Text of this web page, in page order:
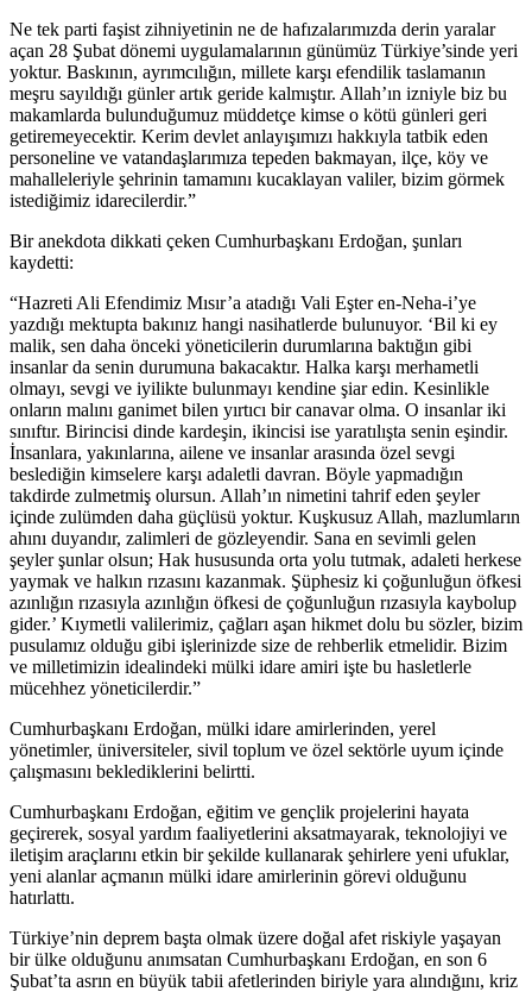
Ne tek parti faşist zihniyetinin ne de hafızalarımızda derin yaralar
açan 28 Şubat dönemi uygulamalarının günümüz Türkiye’sinde yeri
yoktur. Baskının, ayrımcılığın, millete karşı efendilik taslamanın
meşru sayıldığı günler artık geride kalmıştır. Allah’ın izniyle biz bu
makamlarda bulunduğumuz müddetçe kimse o kötü günleri geri
getiremeyecektir. Kerim devlet anlayışımızı hakkıyla tatbik eden
personeline ve vatandaşlarımıza tepeden bakmayan, ilçe, köy ve
mahalleleriyle şehrinin tamamını kucaklayan valiler, bizim görmek
istediğimiz idarecilerdir.”
Bir anekdota dikkati çeken Cumhurbaşkanı Erdoğan, şunları
kaydetti:
“Hazreti Ali Efendimiz Mısır’a atadığı Vali Eşter en-Neha-i’ye
yazdığı mektupta bakınız hangi nasihatlerde bulunuyor. ‘Bil ki ey
malik, sen daha önceki yöneticilerin durumlarına baktığın gibi
insanlar da senin durumuna bakacaktır. Halka karşı merhametli
olmayı, sevgi ve iyilikte bulunmayı kendine şiar edin. Kesinlikle
onların malını ganimet bilen yırtıcı bir canavar olma. O insanlar iki
sınıftır. Birincisi dinde kardeşin, ikincisi ise yaratılışta senin eşindir.
İnsanlara, yakınlarına, ailene ve insanlar arasında özel sevgi
beslediğin kimselere karşı adaletli davran. Böyle yapmadığın
takdirde zulmetmiş olursun. Allah’ın nimetini tahrif eden şeyler
içinde zulümden daha güçlüsü yoktur. Kuşkusuz Allah, mazlumların
ahını duyandır, zalimleri de gözleyendir. Sana en sevimli gelen
şeyler şunlar olsun; Hak hususunda orta yolu tutmak, adaleti herkese
yaymak ve halkın rızasını kazanmak. Şüphesiz ki çoğunluğun öfkesi
azınlığın rızasıyla azınlığın öfkesi de çoğunluğun rızasıyla kaybolup
gider.’ Kıymetli valilerimiz, çağları aşan hikmet dolu bu sözler, bizim
pusulamız olduğu gibi işlerinizde size de rehberlik etmelidir. Bizim
ve milletimizin idealindeki mülki idare amiri işte bu hasletlerle
mücehhez yöneticilerdir.”
Cumhurbaşkanı Erdoğan, mülki idare amirlerinden, yerel
yönetimler, üniversiteler, sivil toplum ve özel sektörle uyum içinde
çalışmasını beklediklerini belirtti.
Cumhurbaşkanı Erdoğan, eğitim ve gençlik projelerini hayata
geçirerek, sosyal yardım faaliyetlerini aksatmayarak, teknolojiyi ve
iletişim araçlarını etkin bir şekilde kullanarak şehirlere yeni ufuklar,
yeni alanlar açmanın mülki idare amirlerinin görevi olduğunu
hatırlattı.
Türkiye’nin deprem başta olmak üzere doğal afet riskiyle yaşayan
bir ülke olduğunu anımsatan Cumhurbaşkanı Erdoğan, en son 6
Şubat’ta asrın en büyük tabii afetlerinden biriyle yara alındığını, kriz